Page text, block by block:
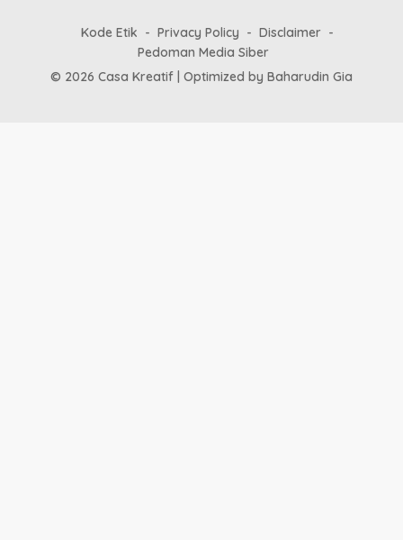
Kode Etik Privacy Policy
Disclaimer
Pedoman Media Siber
© 2026 Casa Kreatif | Optimized by Baharudin Gia